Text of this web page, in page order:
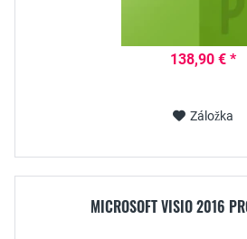
138,90 € *
Záložka
MICROSOFT VISIO 2016